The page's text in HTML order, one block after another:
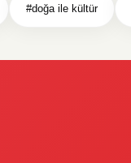
#doğa ile kültür